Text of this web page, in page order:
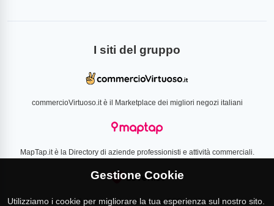
I siti del gruppo
commercioVirtuoso.it è il Marketplace dei migliori negozi italiani
MapTap.it è la Directory di aziende professionisti e attività commerciali.
Loverlist.com è il comparatore di prezzo CSS certificato Google
Gestione Cookie
Utilizziamo i cookie per migliorare la tua esperienza sul nostro sito.